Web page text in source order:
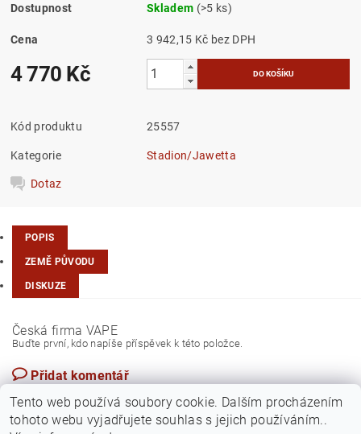
Dostupnost Skladem (>5 ks)
Cena 3 942,15 Kč bez DPH
4 770 Kč
Kód produktu 25557
Kategorie Stadion/Jawetta
Dotaz
POPIS
ZEMĚ PŮVODU
DISKUZE
Česká firma VAPE
Buďte první, kdo napíše příspěvek k této položce.
Přidat komentář
Tento web používá soubory cookie. Dalším procházením
tohoto webu vyjadřujete souhlas s jejich používáním..